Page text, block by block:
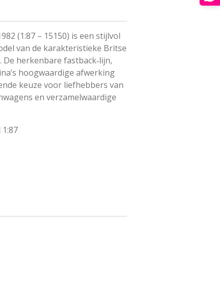
(1:87 – 15150) is een stijlvol
van de karakteristieke Britse
De herkenbare fastback‑lijn,
hoogwaardige afwerking
keuze voor liefhebbers van
en verzamelwaardige